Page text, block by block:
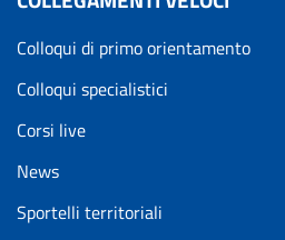
Colloqui di primo orientamento
Colloqui specialistici
Corsi live
News
Sportelli territoriali